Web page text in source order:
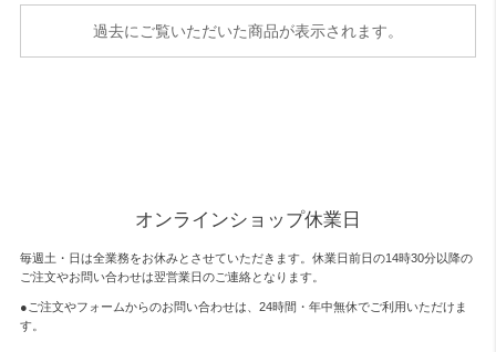
過去にご覧いただいた商品が表示されます。
オンラインショップ休業日
毎週土・日は全業務をお休みとさせていただきます。休業日前日の14時30分以降の
ご注文やお問い合わせは翌営業日のご連絡となります。
●ご注文やフォームからのお問い合わせは、 24時間・年中無休でご利用いただけま
す。